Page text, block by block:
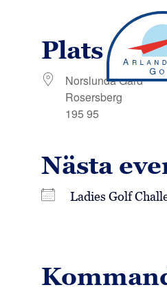
Plats
Norslunda Gård
Rosersberg
195 95
Nästa
Ladies Golf